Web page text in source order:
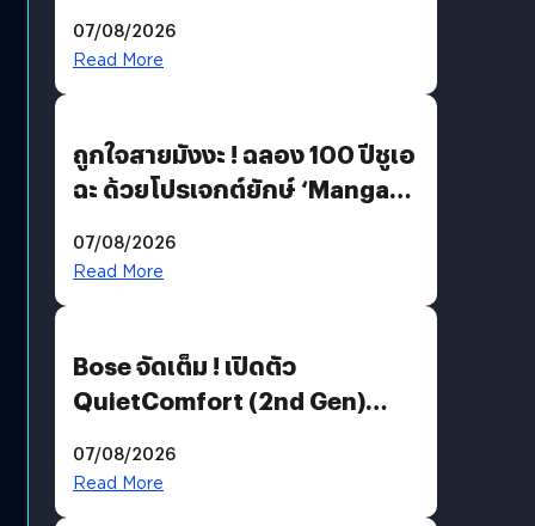
07/08/2026
Read More
ถูกใจสายมังงะ ! ฉลอง 100 ปีชูเอ
ฉะ ด้วยโปรเจกต์ยักษ์ ‘Manga
มีภาษาไทยด้วย
07/08/2026
Read More
Bose จัดเต็ม ! เปิดตัว
QuietComfort (2nd Gen)
07/08/2026
Read More